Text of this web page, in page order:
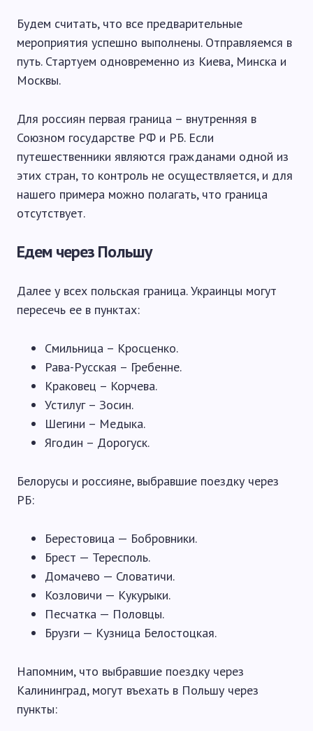
Будем считать, что все предварительные
мероприятия успешно выполнены. Отправляемся в
путь. Стартуем одновременно из Киева, Минска и
Москвы.
Для россиян первая граница – внутренняя в
Союзном государстве РФ и РБ. Если
путешественники являются гражданами одной из
этих стран, то контроль не осуществляется, и для
нашего примера можно полагать, что граница
отсутствует.
Едем через Польшу
Далее у всех польская граница. Украинцы могут
пересечь ее в пунктах:
Смильница – Кросценко.
Рава-Русская – Гребенне.
Краковец – Корчева.
Устилуг – Зосин.
Шегини – Медыка.
Ягодин – Дорогуск.
Белорусы и россияне, выбравшие поездку через
РБ:
Берестовица — Бобровники.
Брест — Тересполь.
Домачево — Словатичи.
Козловичи — Кукурыки.
Песчатка — Половцы.
Брузги — Кузница Белостоцкая.
Напомним, что выбравшие поездку через
Калининград, могут въехать в Польшу через
пункты: